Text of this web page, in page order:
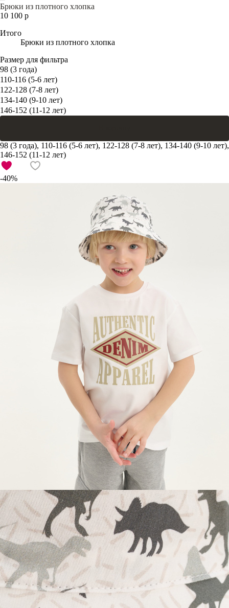
Брюки из плотного хлопка
10 100 р
Итого
Брюки из плотного хлопка
Размер для фильтра
98 (3 года)
110-116 (5-6 лет)
122-128 (7-8 лет)
134-140 (9-10 лет)
146-152 (11-12 лет)
98 (3 года), 110-116 (5-6 лет), 122-128 (7-8 лет), 134-140 (9-10 лет),
146-152 (11-12 лет)
-40%